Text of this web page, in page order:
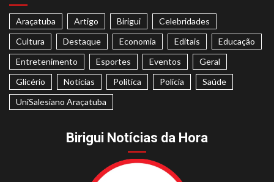
Araçatuba Artigo Birigui
Celebridades
Cultura
Destaque Economia Editais
Educação
Entretenimento
Esportes Eventos
Geral
Glicério
Notícias Politica Polícia
Saúde
UniSalesiano Araçatuba
Birigui Notícias da Hora